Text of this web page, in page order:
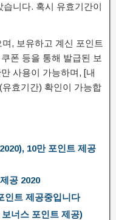
니다. 혹시 유효기간이
, 보유하고 계신 포인트
폰 등을 통해 발급된 보
사용이 가능하며, [내
효기간) 확인이 가능합
10만 포인트 제공
공 2020
인트 제공중입니다
너스 포인트 제공)